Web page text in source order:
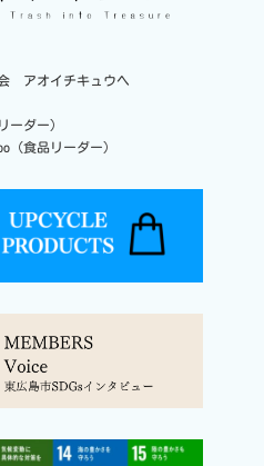
アオイチキュウヘ
ーダー）
食品リーダー）